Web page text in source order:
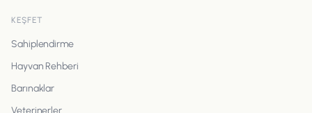
KEŞFET
Sahiplendirme
Hayvan Rehberi
Barınaklar
Veterinerler